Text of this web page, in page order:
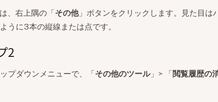
、右上隅の「その他」ボタンをクリックします。見た目は
うに3本の縦線または点です。
2
プダウンメニューで、「その他のツール」> 「閲覧履歴の